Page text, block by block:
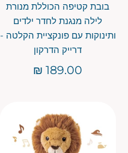
בובת קטיפה הכוללת מנורת
לילה מנגנת לחדר ילדים
ותינוקות עם פונקציית הקלטה -
דרייק הדרקון
189.00 ₪